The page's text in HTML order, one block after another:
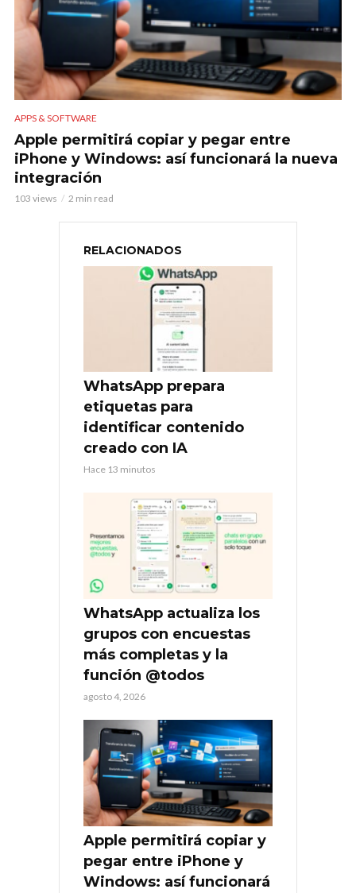
APPS & SOFTWARE
Apple permitirá copiar y pegar entre
iPhone y Windows: así funcionará la nueva
integración
103 views 2 min read
RELACIONADOS
WhatsApp prepara
etiquetas para
identificar contenido
creado con IA
Hace 13 minutos
WhatsApp actualiza los
grupos con encuestas
más completas y la
función @todos
agosto 4, 2026
Apple permitirá copiar y
pegar entre iPhone y
Windows: así funcionará